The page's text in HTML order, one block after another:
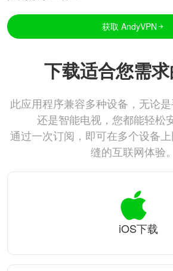
获取 AndyVPN
下载适合您需
此应用程序兼容多种设备，无论
还是智能电视，您都能轻松
通过一次订阅，即可在多个设备
缝的互联网体验。
iOS下载